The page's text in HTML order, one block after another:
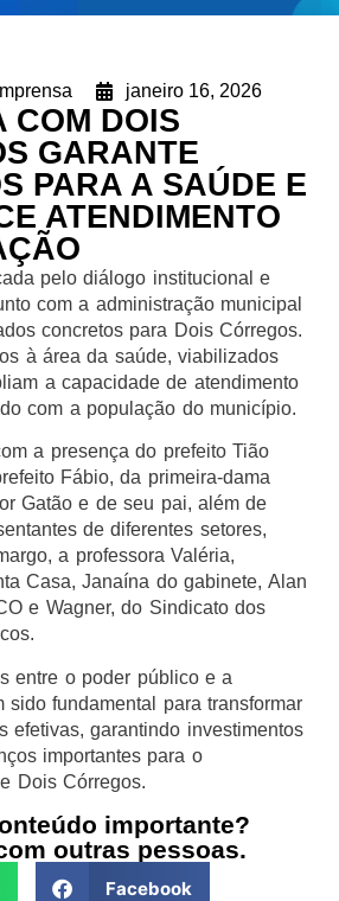
janeiro 16, 2026
COM DOIS
GARANTE
PARA A SAÚDE E
ATENDIMENTO
pelo diálogo institucional e
com a administração municipal
concretos para Dois Córregos.
à área da saúde, viabilizados
a capacidade de atendimento
com a população do município.
a presença do prefeito Tião
Fábio, da primeira-dama
Gatão e de seu pai, além de
de diferentes setores,
a professora Valéria,
Casa, Janaína do gabinete, Alan
e Wagner, do Sindicato dos
entre o poder público e a
sido fundamental para transformar
efetivas, garantindo investimentos
importantes para o
Dois Córregos.
importante?
outras pessoas.
Facebook